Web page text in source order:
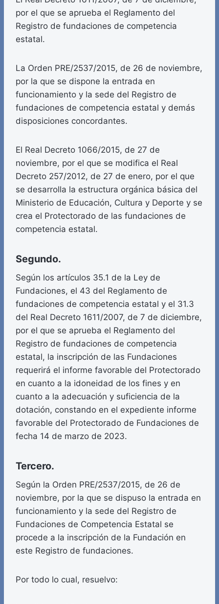
por el que se aprueba el Reglamento del
Registro de fundaciones de competencia
estatal.
La Orden PRE/2537/2015, de 26 de noviembre,
por la que se dispone la entrada en
funcionamiento y la sede del Registro de
fundaciones de competencia estatal y demás
disposiciones concordantes.
El Real Decreto 1066/2015, de 27 de
noviembre, por el que se modifica el Real
Decreto 257/2012, de 27 de enero, por el que
se desarrolla la estructura orgánica básica del
Ministerio de Educación, Cultura y Deporte y se
crea el Protectorado de las fundaciones de
competencia estatal.
Segundo.
Según los artículos 35.1 de la Ley de
Fundaciones, el 43 del Reglamento de
fundaciones de competencia estatal y el 31.3
del Real Decreto 1611/2007, de 7 de diciembre,
por el que se aprueba el Reglamento del
Registro de fundaciones de competencia
estatal, la inscripción de las Fundaciones
requerirá el informe favorable del Protectorado
en cuanto a la idoneidad de los fines y en
cuanto a la adecuación y suficiencia de la
dotación, constando en el expediente informe
favorable del Protectorado de Fundaciones de
fecha 14 de marzo de 2023.
Tercero.
Según la Orden PRE/2537/2015, de 26 de
noviembre, por la que se dispuso la entrada en
funcionamiento y la sede del Registro de
Fundaciones de Competencia Estatal se
procede a la inscripción de la Fundación en
este Registro de fundaciones.
Por todo lo cual, resuelvo: